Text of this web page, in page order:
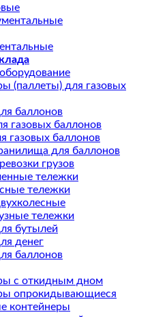
(паллеты) для газовых
баллонов
газовых баллонов
газовых баллонов
для баллонов
грузов
тележки
тележки
тележки
бутылей
денег
баллонов
с откидным дном
опрокидывающиеся
контейнеры